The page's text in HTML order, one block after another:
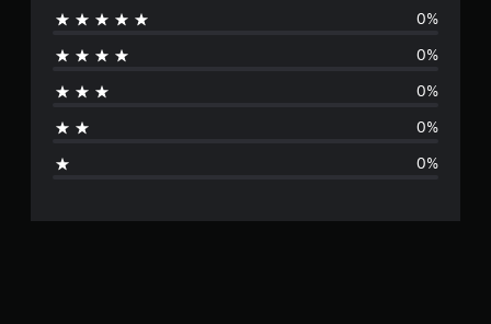
о
е
о
0%
0%
0%
0%
0%